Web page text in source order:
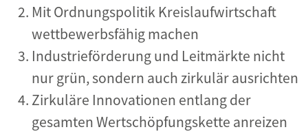
Mit Ordnungspolitik Kreislaufwirtschaft
wettbewerbsfähig machen
Industrieförderung und Leitmärkte nicht
nur grün, sondern auch zirkulär ausrichten
Zirkuläre Innovationen entlang der
gesamten Wertschöpfungskette anreizen